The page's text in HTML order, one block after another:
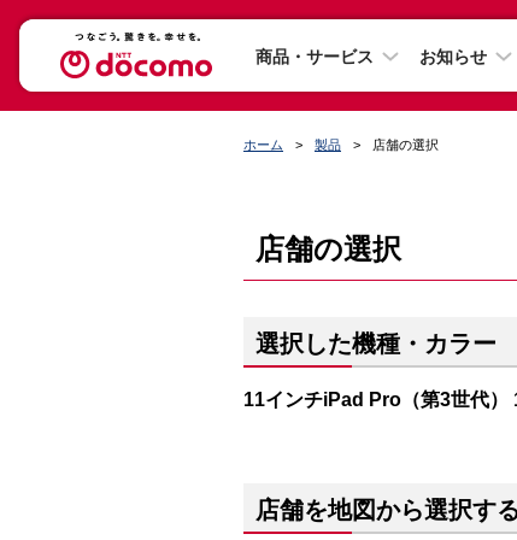
商品・サービス お知らせ
ホーム 製品 店舗の選択
店舗の選択
選択した機種・カラー
11インチiPad Pro（第3世代）
店舗を地図から選択す